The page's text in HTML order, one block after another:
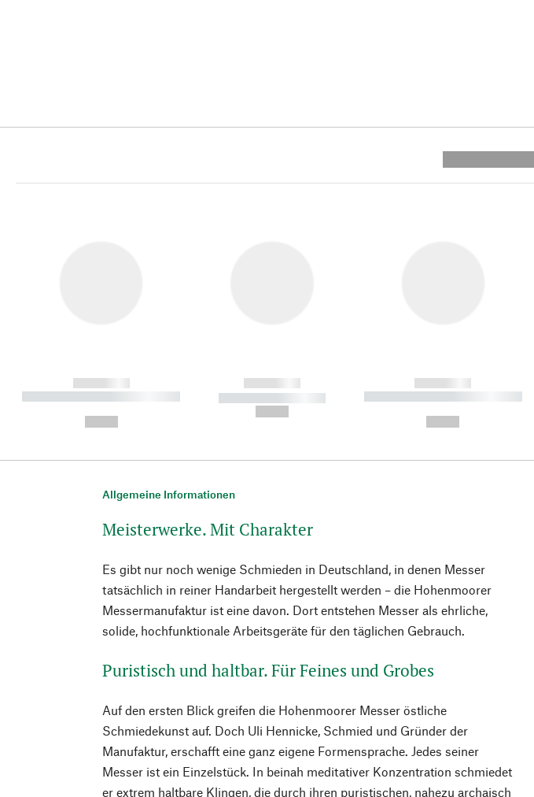
------------
----------- ----------- ----------
------------
----------- -----------
------------
----------- ----------- ----------
Allgemeine Informationen
Meisterwerke. Mit Charakter
Es gibt nur noch wenige Schmieden in Deutschland, in denen Messer
tatsächlich in reiner Handarbeit hergestellt werden – die Hohenmoorer
Messermanufaktur ist eine davon. Dort entstehen Messer als ehrliche,
solide, hochfunktionale Arbeitsgeräte für den täglichen Gebrauch.
Puristisch und haltbar. Für Feines und Grobes
Auf den ersten Blick greifen die Hohenmoorer Messer östliche
Schmiedekunst auf. Doch Uli Hennicke, Schmied und Gründer der
Manufaktur, erschafft eine ganz eigene Formensprache. Jedes seiner
Messer ist ein Einzelstück. In beinah meditativer Konzentration schmiedet
er extrem haltbare Klingen, die durch ihren puristischen, nahezu archaisch